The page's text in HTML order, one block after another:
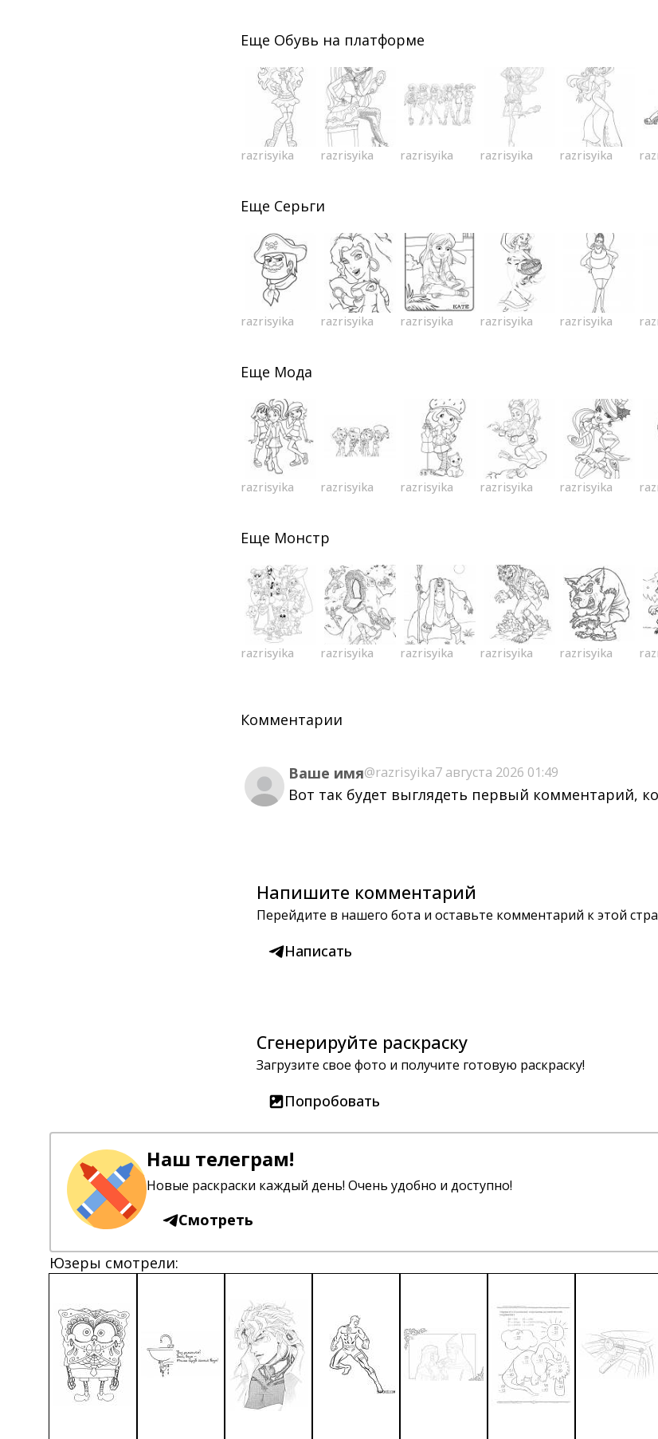
Еще Обувь на платформе
razrisyika razrisyika razrisyika razrisyika razrisyika
Еще Серьги
razrisyika razrisyika razrisyika razrisyika razrisyika
Еще Мода
razrisyika razrisyika razrisyika razrisyika razrisyika
Еще Монстр
razrisyika razrisyika razrisyika razrisyika razrisyika
Комментарии
Ваше имя@razrisyika7 августа 2026 01:49
Вот так будет выглядеть первый комментарий,
Напишите комментарий
Перейдите в нашего бота и оставьте комментарий к этой
Написать
Сгенерируйте раскраску
Загрузите свое фото и получите готовую раскраску!
Попробовать
Наш телеграм!
Новые раскраски каждый день! Очень удобно и доступно!
Смотреть
Юзеры смотрели: